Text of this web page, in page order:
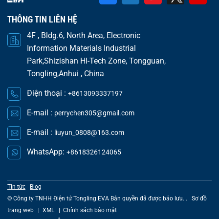
THÔNG TIN LIÊN HỆ
4F , Bldg.6, North Area, Electronic
Information Materials Industrial
Park,Shizishan Hl-Tech Zone, Tongguan,
Tongling,Anhui , China
Điện thoại : +8613093337197
E-mail : perrychen305@gmail.com
E-mail : liuyun_0808@163.com
WhatsApp: +8618326124065
Tin tức
Blog
© Công ty TNHH Điện tử Tongling EVA Bản quyền đã được bảo lưu. .
Sơ đồ
trang web
XML
Chính sách bảo mật